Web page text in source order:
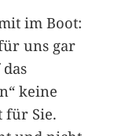
im Boot:
uns gar
keine
für Sie.